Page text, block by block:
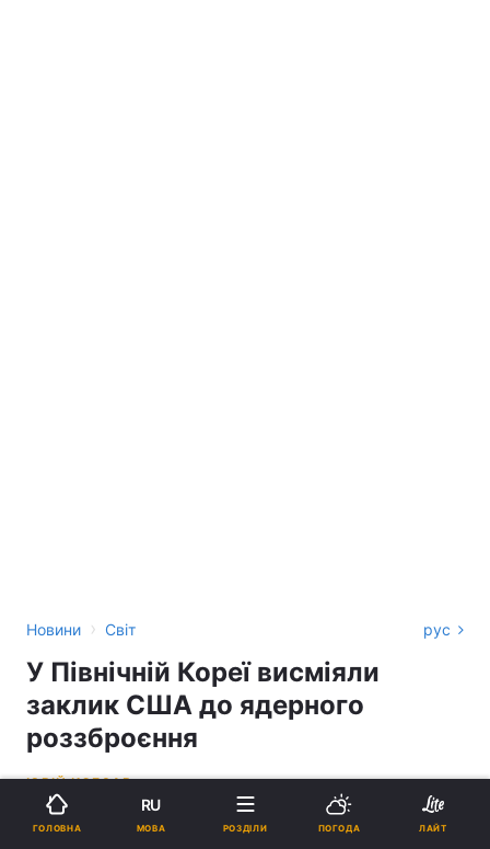
Новини › Світ рус
У Північній Кореї висміяли
заклик США до ядерного
роззброєння
ЮРІЙ КОБЗАР
05:27, 08.06.26 1652
ГОЛОВНА
RU
МОВА РОЗДІЛИ ПОГОДА ЛАЙТ